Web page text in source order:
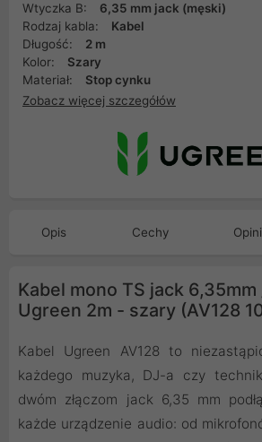
Wtyczka B:
6,35 mm jack (męski)
Rodzaj kabla:
Kabel
Długość:
2 m
Kolor:
Szary
Materiał:
Stop cynku
Zobacz więcej szczegółów
Opis Cechy
Kabel mono TS jack
Ugreen 2m - szary (AV128
Kabel Ugreen AV128 to
każdego muzyka, DJ-a czy
dwóm złączom jack 6,35 mm
każde urządzenie audio: od